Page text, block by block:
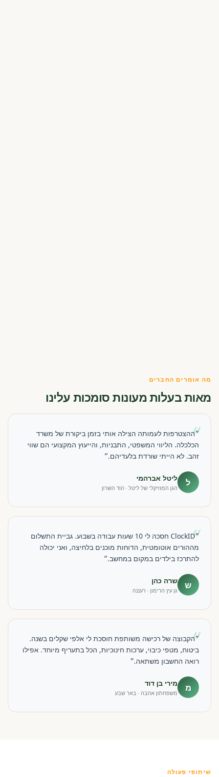
מה אומרים החברים
מאות בעלות מעונות סומכות עלינו
״
״ההצטרפות לעמותה הצילה אותי בזמן ביקורת של משרד
הכלכלה. הליווי המשפטי, התבניות, והייעוץ המקצועי הם שווי
זהב. לא הייתי שורדת בלעדיהם.״
ל ליטל אברהמי
הגן המוזיקלי של ליטל · הוד השרון
״
״ClockID חסכה לי 10 שעות עבודה בשבוע. גביית התשלום
מההורים אוטומטית, הדוחות מוכנים בלחיצה, ואני יכולה
להתרכז בילדים במקום במחשב.״
ש שרה כהן
גן עץ הרימון · רעננה
״
״הקבוצה של רכישה משותפת חוסכת לי אלפי שקלים בשנה.
ביטוח, מטפי כיבוי, ערכות חינוכיות, הכל בתעריף מיוחד. אפילו
רואה החשבון משתאה.״
מ מירי בן דוד
משפחתון אהבה · באר שבע
שיתופי פעולה